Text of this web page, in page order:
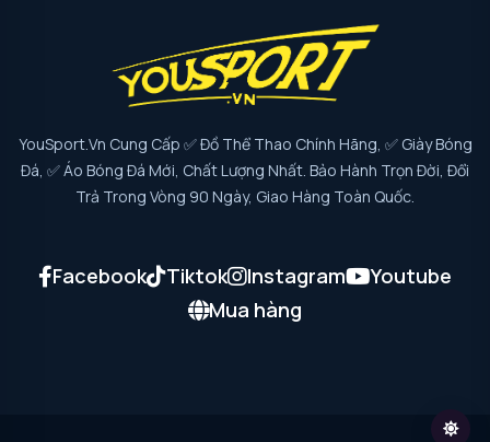
YouSport.vn Cung Cấp ✅ Đồ Thể Thao Chính Hãng, ✅ Giày Bóng
Đá, ✅ Áo Bóng Đá Mới, Chất Lượng Nhất. Bảo Hành Trọn Đời, Đổi
Trả Trong Vòng 90 Ngày, Giao Hàng Toàn Quốc.
Facebook Tiktok Instagram
Youtube
Mua hàng